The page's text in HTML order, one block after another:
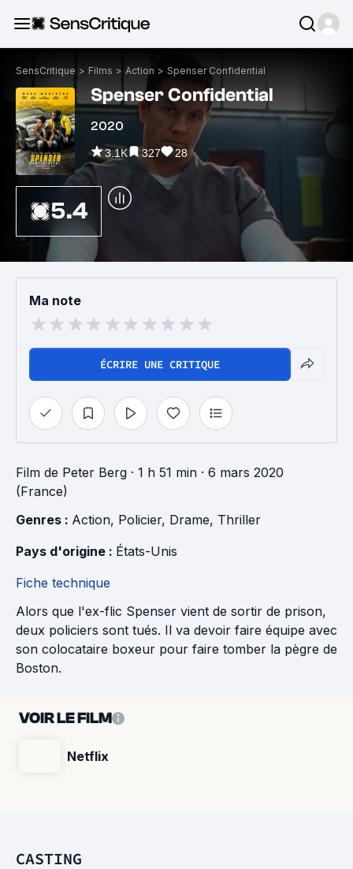
SensCritique > Films > Action > Spenser Confidential
Spenser Confidential
2020
3.1K 327 28
5.4
Ma note
ÉCRIRE UNE CRITIQUE
Film de Peter Berg · 1 h 51 min · 6 mars 2020
(France)
Genres : Action, Policier, Drame, Thriller
Pays d'origine : États-Unis
Fiche technique
Alors que l'ex-flic Spenser vient de sortir de prison,
deux policiers sont tués. Il va devoir faire équipe avec
son colocataire boxeur pour faire tomber la pègre de
Boston.
VOIR LE FILM
Netflix
CASTING